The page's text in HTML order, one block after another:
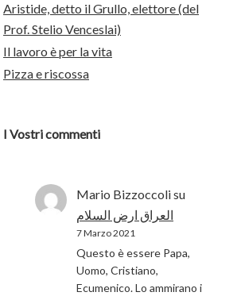
Aristide, detto il Grullo, elettore (del
Prof. Stelio Venceslai)
Il lavoro è per la vita
Pizza e riscossa
I Vostri commenti
Mario Bizzoccolisu
العراق ارض السلام
7 Marzo 2021
Questo è essere Papa,
Uomo, Cristiano,
Ecumenico. Lo ammirano i